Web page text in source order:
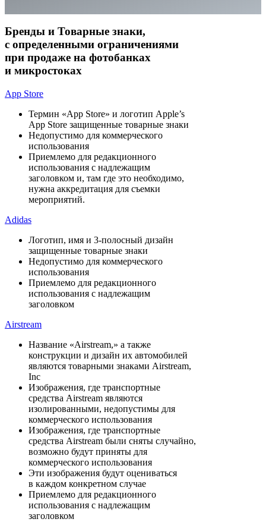
Бренды и Товарные знаки,
с определенными ограничениями
при продаже на фотобанках
и микростоках
App Store
Термин «App Store» и логотип Apple’s
App Store защищенные товарные знаки
Недопустимо для коммерческого
использования
Приемлемо для редакционного
использования с надлежащим
заголовком и, там где это необходимо,
нужна аккредитация для съемки
мероприятий.
Adidas
Логотип, имя и 3-полосный дизайн
защищенные товарные знаки
Недопустимо для коммерческого
использования
Приемлемо для редакционного
использования с надлежащим
заголовком
Airstream
Название «Airstream,» а также
конструкции и дизайн их автомобилей
являются товарными знаками Airstream,
Inc
Изображения, где транспортные
средства Airstream являются
изолированными, недопустимы для
коммерческого использования
Изображения, где транспортные
средства Airstream были сняты случайно,
возможно будут приняты для
коммерческого использования
Эти изображения будут оцениваться
в каждом конкретном случае
Приемлемо для редакционного
использования с надлежащим
заголовком